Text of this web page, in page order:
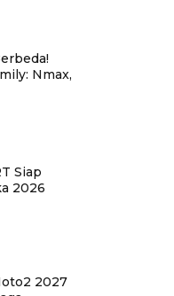
Nmax,
Siap
2026
2027